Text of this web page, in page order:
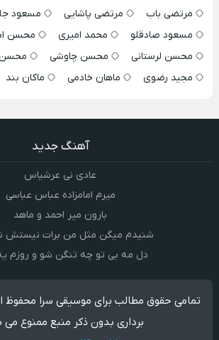
مرتضی باب
مرتضی پاشایی
مسعود
مسعود صادقلو
محمد امیری
محسن
محسن لرستانی
محسن چاوشی
محسن
مجید رضوی
ماهان خادمی ماکان بند
آهنگ جدید
عادی نی عرشیاس
میرم امامزاده عباس عباسی
بارون میر احمد و ماهد
شنیدم میگن مثل من برات نیستش
دل مه بی تو چه تنگن شو و روزم
تمامی حقوق مطالب برای موسیقی سرا
برداری بدون ذکر منبع ممنوع می